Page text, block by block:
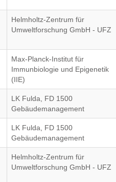
Helmholtz-Zentrum für
Umweltforschung GmbH - UFZ
Max-Planck-Institut für
Immunbiologie und Epigenetik
(IIE)
LK Fulda, FD 1500
Gebäudemanagement
LK Fulda, FD 1500
Gebäudemanagement
Helmholtz-Zentrum für
Umweltforschung GmbH - UFZ